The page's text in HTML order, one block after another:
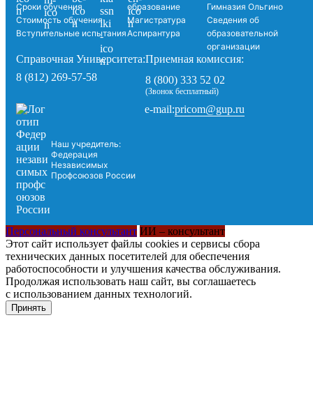
Сроки обучения
Стоимость обучения
Вступительные испытания
образование
Магистратура
Аспирантура
Гимназия Ольгино
Сведения об
образовательной
организации
Справочная Университета:
8 (812) 269-57-58
Приемная комиссия:
8 (800) 333 52 02
(Звонок бесплатный)
Наш учредитель:
Федерация
Независимых
Профсоюзов России
e-mail:pricom@gup.ru
Персональный консультант ИИ – консультант
Этот сайт использует файлы cookies и сервисы сбора
технических данных посетителей для обеспечения
работоспособности и улучшения качества обслуживания.
Продолжая использовать наш сайт, вы соглашаетесь
с использованием данных технологий.
Принять